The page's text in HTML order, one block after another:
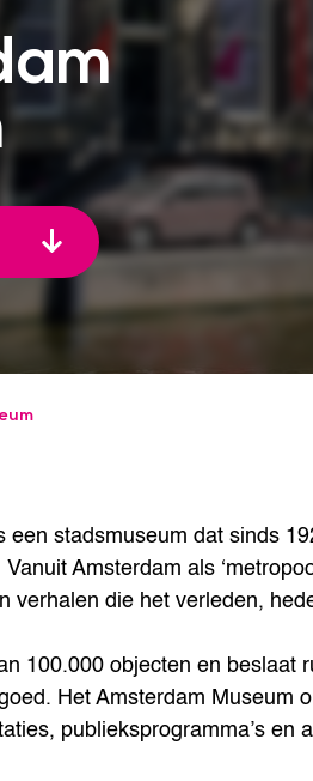
een stadsmuseum dat sinds
Amsterdam als
verhalen die het verleden,
100.000 objecten en beslaat
Het Amsterdam Museum
publieksprogramma’s en